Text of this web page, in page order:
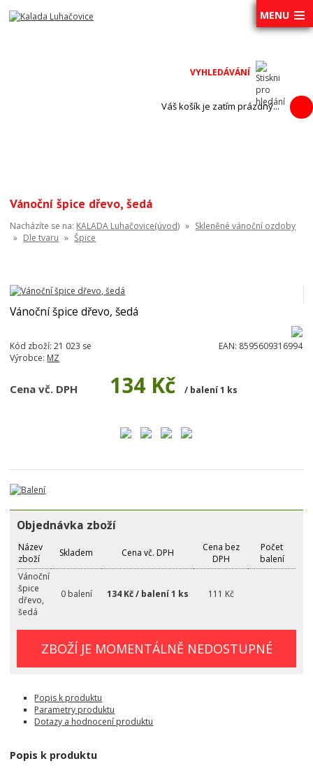
MENU
Váš košík je zatím prázdný...
Vánoční špice dřevo, šedá
Nacházíte se na: KALADA Luhačovice(úvod) » Skleněné vánoční ozdoby
» Dle tvaru » Špice
Vánoční špice dřevo, šedá
Kód zboží: 21 023 se EAN: 8595609316994
Výrobce: MZ
Cena vč. DPH 134 Kč / balení 1 ks
Objednávka zboží
Název
zboží
Skladem Cena vč. DPH
Cena bez
DPH
Počet
balení
Vánoční
špice
dřevo,
šedá
0 balení 134 Kč / balení 1 ks 111 Kč
ZBOŽÍ JE MOMENTÁLNĚ NEDOSTUPNÉ
Popis k produktu
Parametry produktu
Dotazy a hodnocení produktu
Popis k produktu